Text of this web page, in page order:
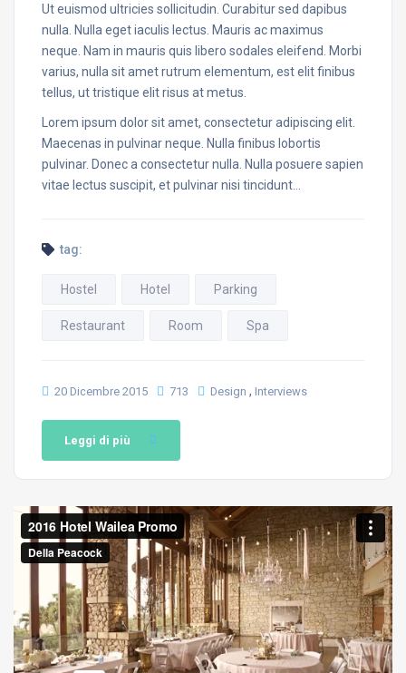
Ut euismod ultricies sollicitudin. Curabitur sed dapibus
nulla. Nulla eget iaculis lectus. Mauris ac maximus
neque. Nam in mauris quis libero sodales eleifend. Morbi
varius, nulla sit amet rutrum elementum, est elit finibus
tellus, ut tristique elit risus at metus.
Lorem ipsum dolor sit amet, consectetur adipiscing elit.
Maecenas in pulvinar neque. Nulla finibus lobortis
pulvinar. Donec a consectetur nulla. Nulla posuere sapien
vitae lectus suscipit, et pulvinar nisi tincidunt…
tag:
Hostel Hotel Parking
Restaurant Room Spa
20 Dicembre 2015 713 Design , Interviews
Leggi di più